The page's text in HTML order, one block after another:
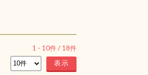
1 - 10件 / 18件